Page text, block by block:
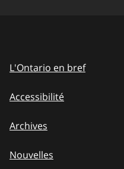
L'Ontario en bref
Accessibilité
Archives
Nouvelles